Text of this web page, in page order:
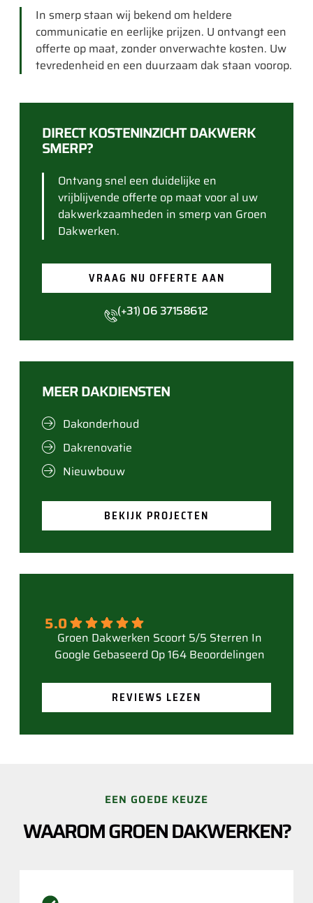
In smerp staan wij bekend om heldere
communicatie en eerlijke prijzen. U ontvangt een
offerte op maat, zonder onverwachte kosten. Uw
tevredenheid en een duurzaam dak staan voorop.
DIRECT KOSTENINZICHT DAKWERK
SMERP?
Ontvang snel een duidelijke en
vrijblijvende offerte op maat voor al uw
dakwerkzaamheden in smerp van Groen
Dakwerken.
VRAAG NU OFFERTE AAN
(+31) 06 37158612
MEER DAKDIENSTEN
Dakonderhoud
Dakrenovatie
Nieuwbouw
BEKIJK PROJECTEN
5.0
Gebaseerd Op 164 Beoordelingen
REVIEWS LEZEN
EEN GOEDE KEUZE
WAAROM GROEN DAKWERKEN?